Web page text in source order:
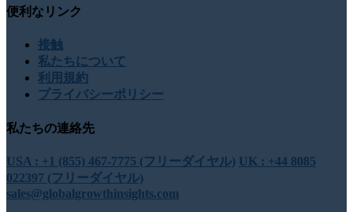
便利なリンク
接触
私たちについて
利用規約
プライバシーポリシー
私たちの連絡先
USA : +1 (855) 467-7775 (フリーダイヤル) UK : +44 8085
022397 (フリーダイヤル)
sales@globalgrowthinsights.com